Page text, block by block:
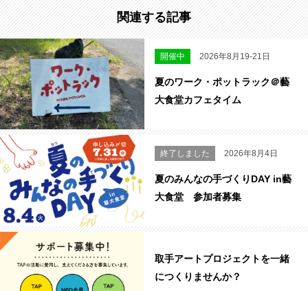
関連する記事
開催中 2026年8月19-21日
夏のワーク・ポットラック＠藝
大食堂カフェタイム
終了しました 2026年8月4日
夏のみんなの手づくりDAY in藝
大食堂 参加者募集
取手アートプロジェクトを一緒
につくりませんか？